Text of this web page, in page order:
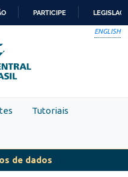
PARTICIPE
ENGLISH
Tutoriais
de dados